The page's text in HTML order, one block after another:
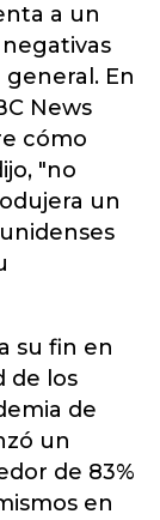
a un
En
News
cómo
"no
un
su fin en
de los
de
un
de 83%
en